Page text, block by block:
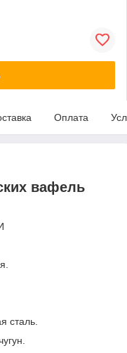
Оплата
вафель
сталь.